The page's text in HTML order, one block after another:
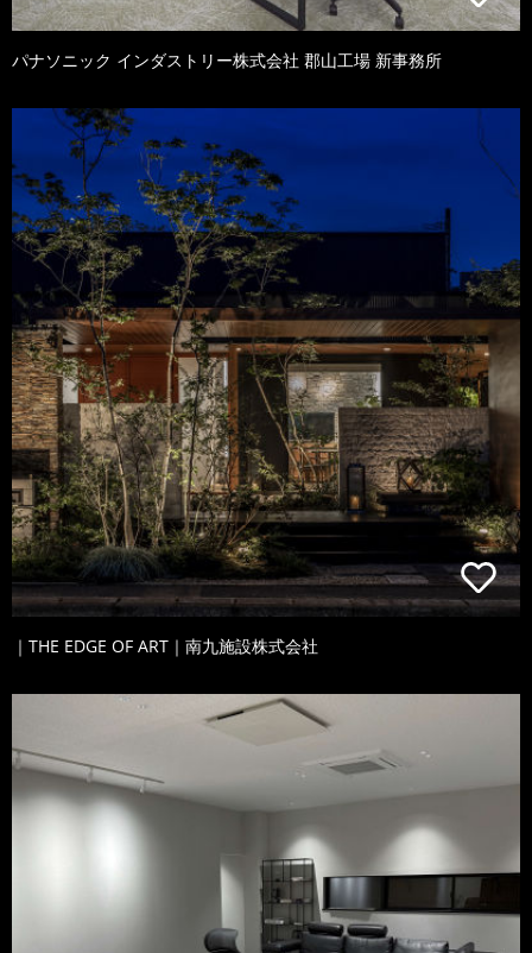
パナソニック インダストリー株式会社 郡山工場 新事務所
｜THE EDGE OF ART｜南九施設株式会社